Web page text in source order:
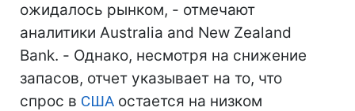
ожидалось рынком, - отмечают
аналитики Australia and New Zealand
Bank. - Однако, несмотря на снижение
запасов, отчет указывает на то, что
спрос в США остается на низком